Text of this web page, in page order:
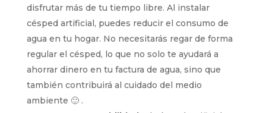
disfrutar más de tu tiempo libre. Al instalar
césped artificial, puedes reducir el consumo de
agua en tu hogar. No necesitarás regar de forma
regular el césped, lo que no solo te ayudará a
ahorrar dinero en tu factura de agua, sino que
también contribuirá al cuidado del medio
ambiente 🙂 .